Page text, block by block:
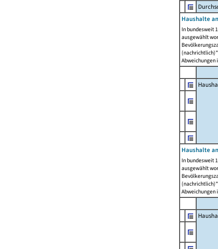
Haushalte
In bundesweit
ausgewählt
Abweichungen
Haushalte
In bundesweit
ausgewählt
Abweichungen